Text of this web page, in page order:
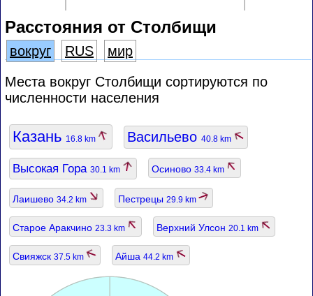
Расстояния от Столбищи
вокруг RUS
мир
Места вокруг Столбищи сортируются по
численности населения
Казань 16.8 km Васильево 40.8 km
Высокая Гора 30.1 km Осиново 33.4 km
Лаишево 34.2 km Пестрецы 29.9 km
Старое Аракчино 23.3 km Верхний Улсон 20.1 km
Свияжск 37.5 km Айша 44.2 km